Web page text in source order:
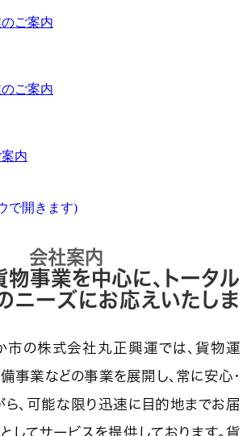
ご案内
ご案内
内
で開きます)
会社案内
物事業を中心に、トータル
ニーズにお応えいたしま
市の株式会社丸正興運では、貨物運
事業などの事業を展開し、常に安心・
、可能な限り迅速に目的地までお届
してサービスを提供しております。貨